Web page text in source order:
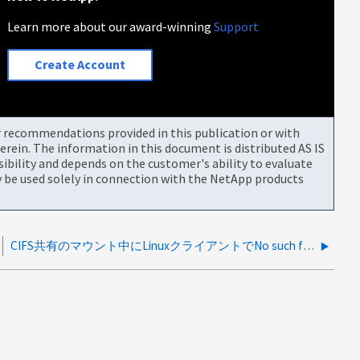
Learn more about our award-winningSupport
Create Account
provided in this publication or with
The information in this document is distributed AS IS
and depends on the customer's ability to evaluate
used solely in connection with the NetApp products
CIFS共有のマウント中にLinuxクライアントでNo such file or directoryエラーが表示される